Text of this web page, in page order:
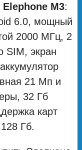
Elephone M3:
6.0, мощный
2000 МГц, 2
SIM, экран
21 Мп и
32 Гб
карт
Гб.